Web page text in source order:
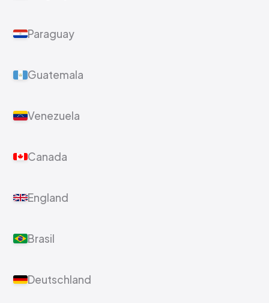
Paraguay
Guatemala
Venezuela
Canada
England
Brasil
Deutschland